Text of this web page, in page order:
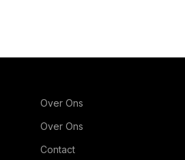
Over Ons
Over Ons
Contact